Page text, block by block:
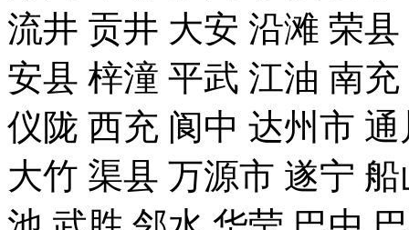
流井 贡井 大安 沿滩 荣
安县 梓潼 平武 江油 南
仪陇 西充 阆中 达州市
大竹 渠县 万源市 遂宁